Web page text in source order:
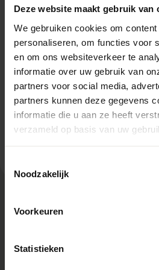
Deze website maakt gebruik van
We gebruiken cookies om
personaliseren, om functies voor
en om ons websiteverkeer te
informatie over uw gebruik van
partners voor social media,
partners kunnen deze gegevens
informatie die u aan ze heeft
verzameld op basis van uw
Noodzakelijk
Voorkeuren
Statistieken
Bouwmaterialen
Langbroekerdijk A 52,
3947BJ Langbroek
0513335000
langbroek@skodora.nl
Selecteren als mijn
Bekijk vestiging info
Lokaal geproduceerd
Rechtstreeks bestellen bij de